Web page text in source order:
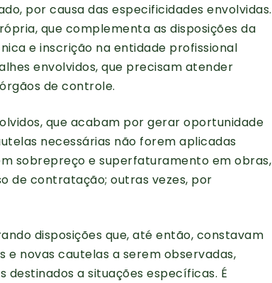
por causa das especificidades envolvidas.
que complementa as disposições da
e inscrição na entidade profissional
envolvidos, que precisam atender
de controle.
que acabam por gerar oportunidade
necessárias não forem aplicadas
sobrepreço e superfaturamento em obras,
de contratação; outras vezes, por
disposições que, até então, constavam
e novas cautelas a serem observadas,
a situações específicas. É